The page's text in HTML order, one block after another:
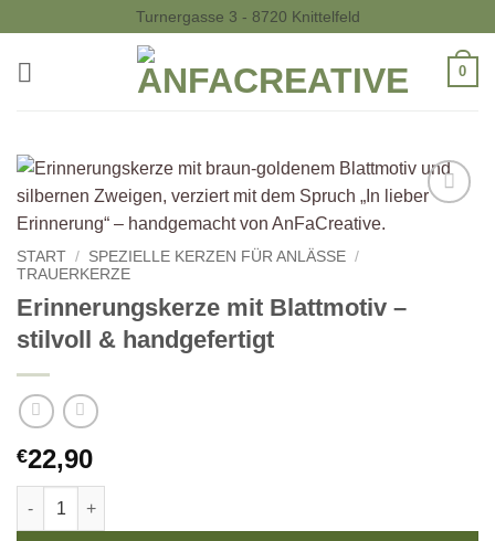
springen
Turnergasse 3 - 8720 Knittelfeld
0
START / SPEZIELLE KERZEN FÜR ANLÄSSE /
TRAUERKERZE
Erinnerungskerze mit Blattmotiv –
stilvoll & handgefertigt
€22,90
Erinnerungskerze mit Blattmotiv – stilvoll & handgefertigt